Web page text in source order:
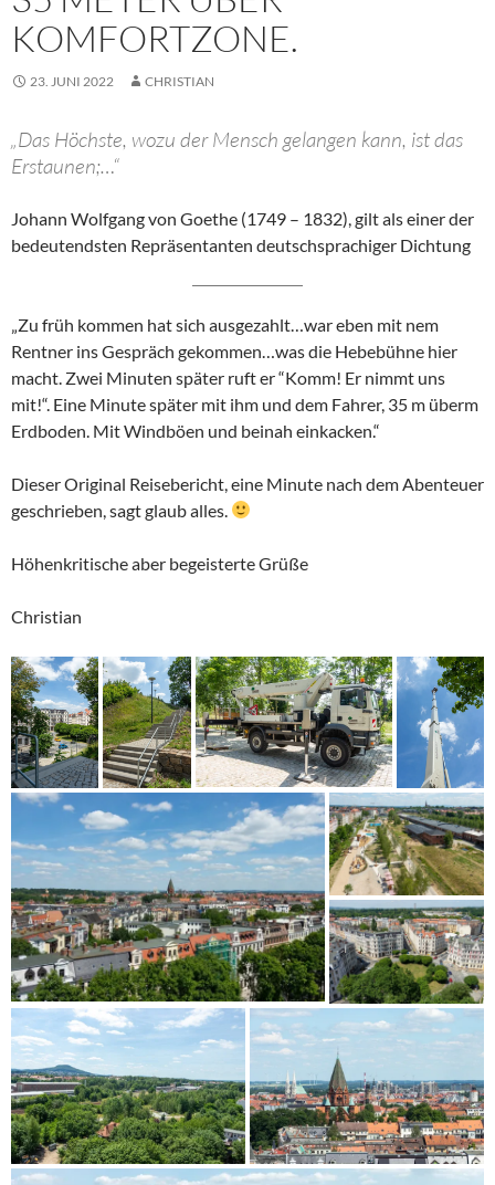
KOMFORTZONE.
23. JUNI 2022 CHRISTIAN
„Das Höchste, wozu der Mensch gelangen kann, ist das
Erstaunen;…“
Johann Wolfgang von Goethe (1749 – 1832), gilt als einer der
bedeutendsten Repräsentanten deutschsprachiger Dichtung
„Zu früh kommen hat sich ausgezahlt…war eben mit nem
Rentner ins Gespräch gekommen…was die Hebebühne hier
macht. Zwei Minuten später ruft er “Komm! Er nimmt uns
mit!“. Eine Minute später mit ihm und dem Fahrer, 35 m überm
Erdboden. Mit Windböen und beinah einkacken.“
Dieser Original Reisebericht, eine Minute nach dem Abenteuer
geschrieben, sagt glaub alles.
Höhenkritische aber begeisterte Grüße
Christian